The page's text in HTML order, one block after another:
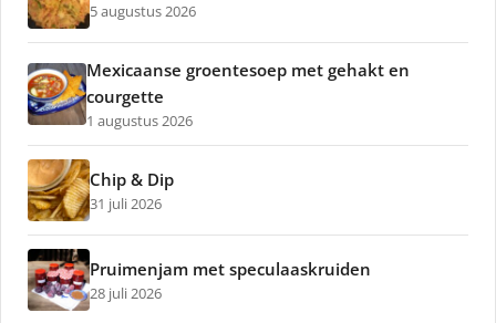
5 augustus 2026
Mexicaanse groentesoep met gehakt en
courgette
1 augustus 2026
Chip & Dip
31 juli 2026
Pruimenjam met speculaaskruiden
28 juli 2026